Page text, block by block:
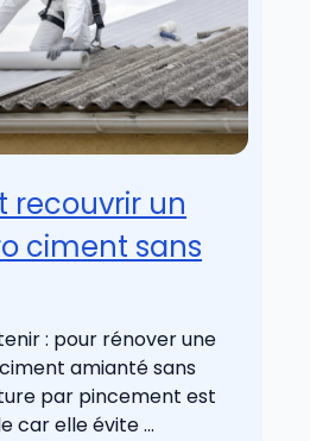
recouvrir un
ciment sans
: pour rénover une
amianté sans
par pincement est
car elle évite ...